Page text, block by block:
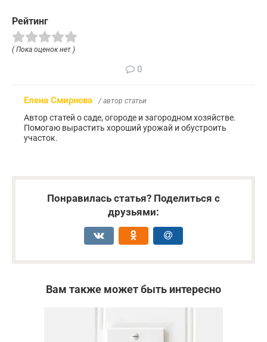
Рейтинг
( Пока оценок нет )
0
Елена Смирнова / автор статьи
Автор статей о саде, огороде и загородном хозяйстве.
Помогаю вырастить хороший урожай и обустроить
участок.
Понравилась статья? Поделиться с
друзьями:
Вам также может быть интересно